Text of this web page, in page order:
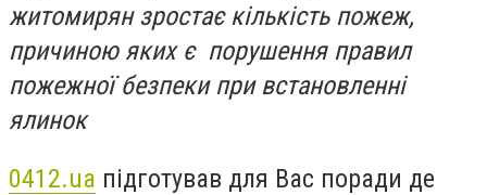
житомирян зростає кількість пожеж,
причиною яких є порушення правил
пожежної безпеки при встановленні
ялинок
0412.ua підготував для Вас поради де